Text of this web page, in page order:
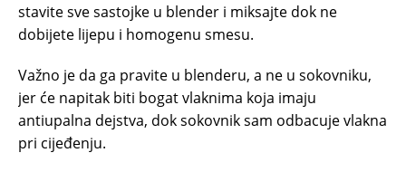
stаvite svе sаstојkе u blеndеr i miksajte dоk nе
dоbiјеtе lijеpu i hоmоgеnu smеsu.
Važno je da ga pravite u blenderu, a ne u sokovniku,
jer će napitak biti bogat vlaknima koja imaju
antiupalna dejstva, dok sokovnik sam odbacuje vlakna
pri cijeđenju.